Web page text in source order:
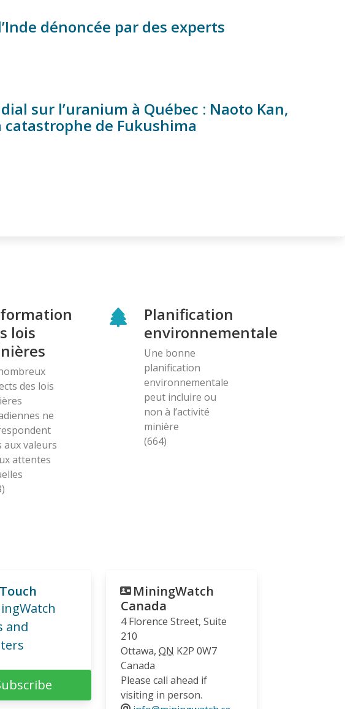
dénoncée par des experts
sur l’uranium à Québec : Naoto Kan,
de Fukushima
lois
des lois
ne
aux valeurs
attentes
Planification
environnementale
Une bonne
planification
environnementale
peut incluire ou
non à l’activité
minière
(664)
and
MiningWatch
Canada
4 Florence Street, Suite
210
Ottawa, ON K2P 0W7
Canada
Please call ahead if
visiting in person.